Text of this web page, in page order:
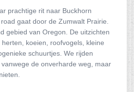
prachtige rit naar Buckhorn
gaat door de Zumwalt Prairie.
gebied van Oregon. De uitzichten
koeien, roofvogels, kleine
schuurtjes. We rijden
de onverharde weg, maar